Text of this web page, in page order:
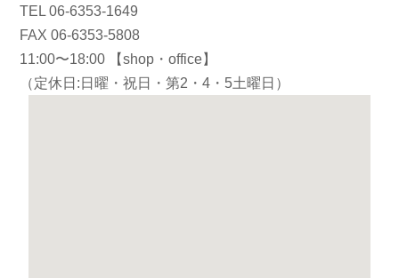
TEL 06-6353-1649
FAX 06-6353-5808
11:00〜18:00 【shop・office】
（定休日:日曜・祝日・第2・4・5土曜日）